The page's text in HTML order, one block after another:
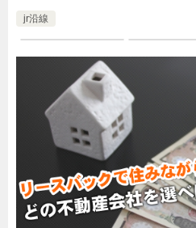
jr沿線